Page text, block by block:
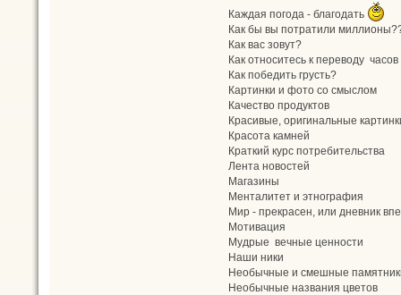
Каждая погода - благодать
Как бы вы потратили
Как вас зовут?
Как относитесь к переводу
Как победить грусть?
Картинки и фото со смыслом
Качество продуктов
Красивые, оригинальные
Красота камней
Краткий курс потребительства
Лента новостей
Магазины
Менталитет и этнография
Мир - прекрасен, или дневник
Мотивация
Мудрые вечные ценности
Наши ники
Необычные и смешные
Необычные названия цветов